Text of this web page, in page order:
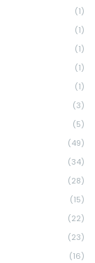
(1)
(1)
(1)
(1)
(1)
(3)
(5)
(49)
(34)
(28)
(15)
(22)
(23)
(16)